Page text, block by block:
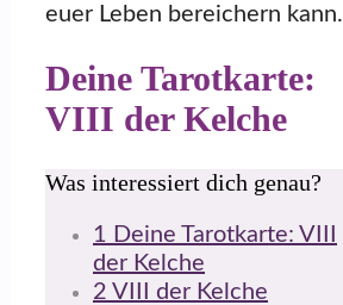
euer Leben bereichern kann.
Deine Tarotkarte:
VIII der Kelche
Was interessiert dich genau?
1 Deine Tarotkarte: VIII
der Kelche
2 VIII der Kelche